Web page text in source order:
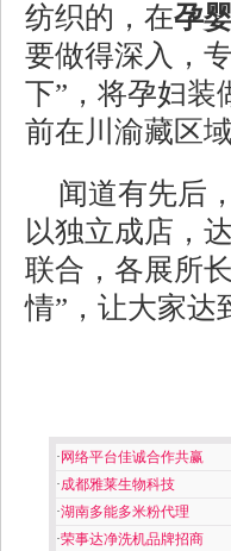
纺织的，在孕
要做得深入，
下”，将孕妇装
前在川渝藏区
闻道有先后
以独立成店，
联合，各展所
情”，让大家达
· 网络平台佳诚合作共赢
·成都雅莱生物科技
·湖南多能多米粉代理
·荣事达净洗机品牌招商